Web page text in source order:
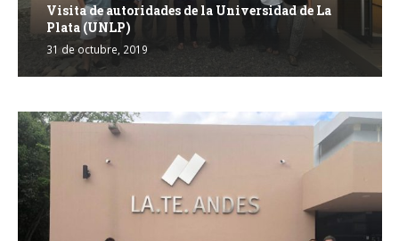
Visita de autoridades de la Universidad de La
Plata (UNLP)
31 de octubre, 2019